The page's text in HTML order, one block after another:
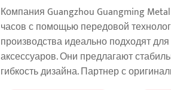
Компания Guangzhou Guangming
часов с помощью передовой
производства идеально подходят
аксессуаров. Они предлагают
гибкость дизайна. Партнер с